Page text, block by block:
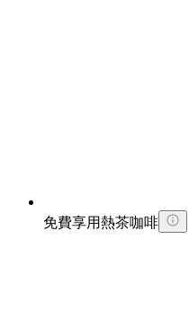
免費享用熱茶咖啡